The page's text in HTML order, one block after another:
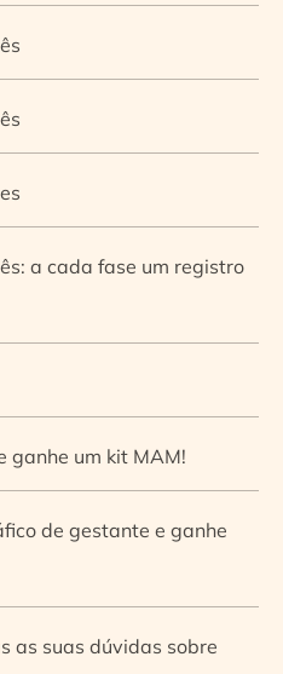
a cada fase um registro
ganhe um kit MAM!
de gestante e ganhe
as suas dúvidas sobre